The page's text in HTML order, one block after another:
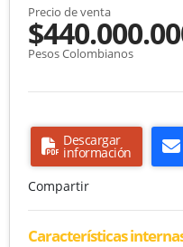
Precio de venta
Pesos Colombianos
Descargar
información
Compartir
Características